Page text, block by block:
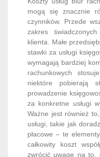
mogą się znacznie
czynników. Przede
zakres
klienta. Małe
stawki za usługi
wymagają bardziej
rachunkowych
niektóre pobierają
prowadzenie
za konkretne usługi
Ważne jest również
usługi, takie jak
płacowe – te
całkowity koszt
zwrócić uwagę na to,